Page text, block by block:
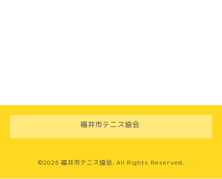
福井市テニス協会
©2026 福井市テニス協会. All Rights Reserved.